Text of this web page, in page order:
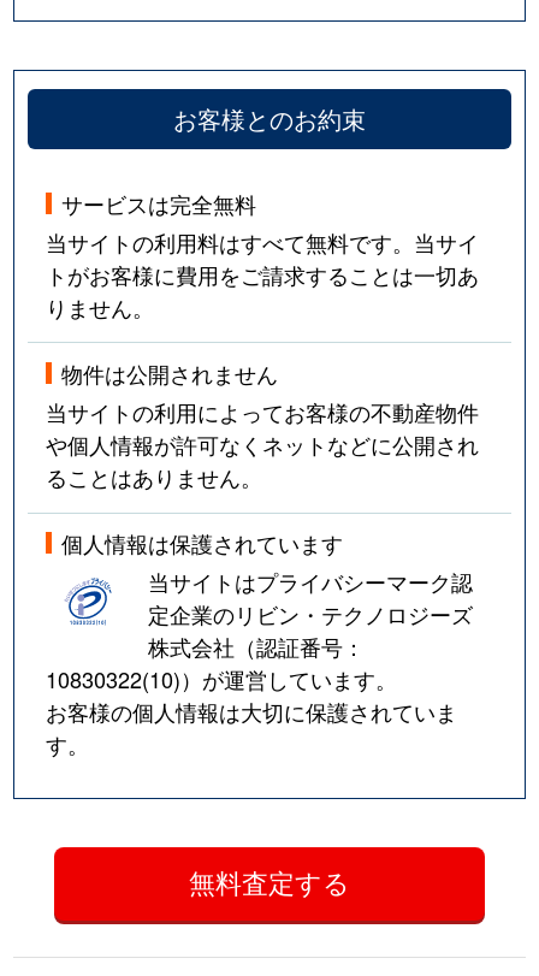
お客様とのお約束
サービスは完全無料
当サイトの利用料はすべて無料です。当サイ
トがお客様に費用をご請求することは一切あ
りません。
物件は公開されません
当サイトの利用によってお客様の不動産物件
や個人情報が許可なくネットなどに公開され
ることはありません。
個人情報は保護されています
当サイトはプライバシーマーク認
定企業のリビン・テクノロジーズ
株式会社（認証番号：
10830322(10)）が運営しています。
お客様の個人情報は大切に保護されていま
す。